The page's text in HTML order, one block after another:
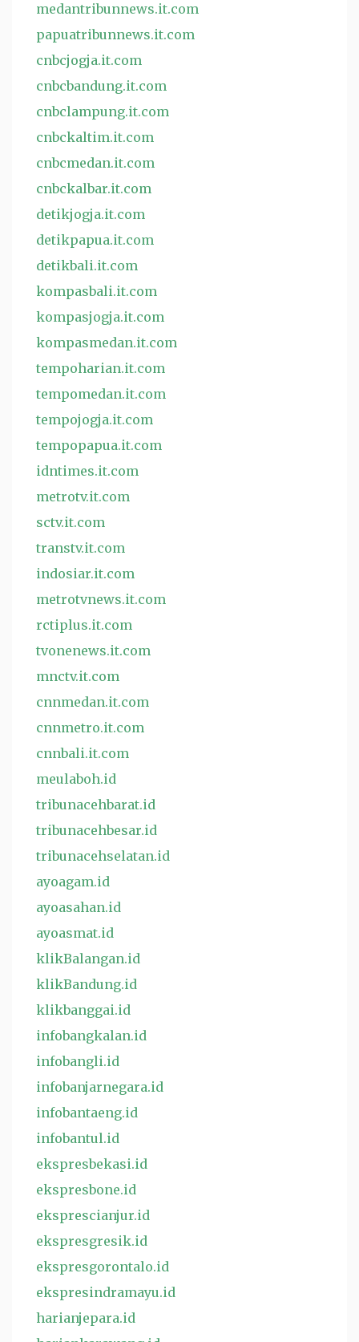
medantribunnews.it.com
papuatribunnews.it.com
cnbcjogja.it.com
cnbcbandung.it.com
cnbclampung.it.com
cnbckaltim.it.com
cnbcmedan.it.com
cnbckalbar.it.com
detikjogja.it.com
detikpapua.it.com
detikbali.it.com
kompasbali.it.com
kompasjogja.it.com
kompasmedan.it.com
tempoharian.it.com
tempomedan.it.com
tempojogja.it.com
tempopapua.it.com
idntimes.it.com
metrotv.it.com
sctv.it.com
transtv.it.com
indosiar.it.com
metrotvnews.it.com
rctiplus.it.com
tvonenews.it.com
mnctv.it.com
cnnmedan.it.com
cnnmetro.it.com
cnnbali.it.com
meulaboh.id
tribunacehbarat.id
tribunacehbesar.id
tribunacehselatan.id
ayoagam.id
ayoasahan.id
ayoasmat.id
klikBalangan.id
klikBandung.id
klikbanggai.id
infobangkalan.id
infobangli.id
infobanjarnegara.id
infobantaeng.id
infobantul.id
ekspresbekasi.id
ekspresbone.id
eksprescianjur.id
ekspresgresik.id
ekspresgorontalo.id
ekspresindramayu.id
harianjepara.id